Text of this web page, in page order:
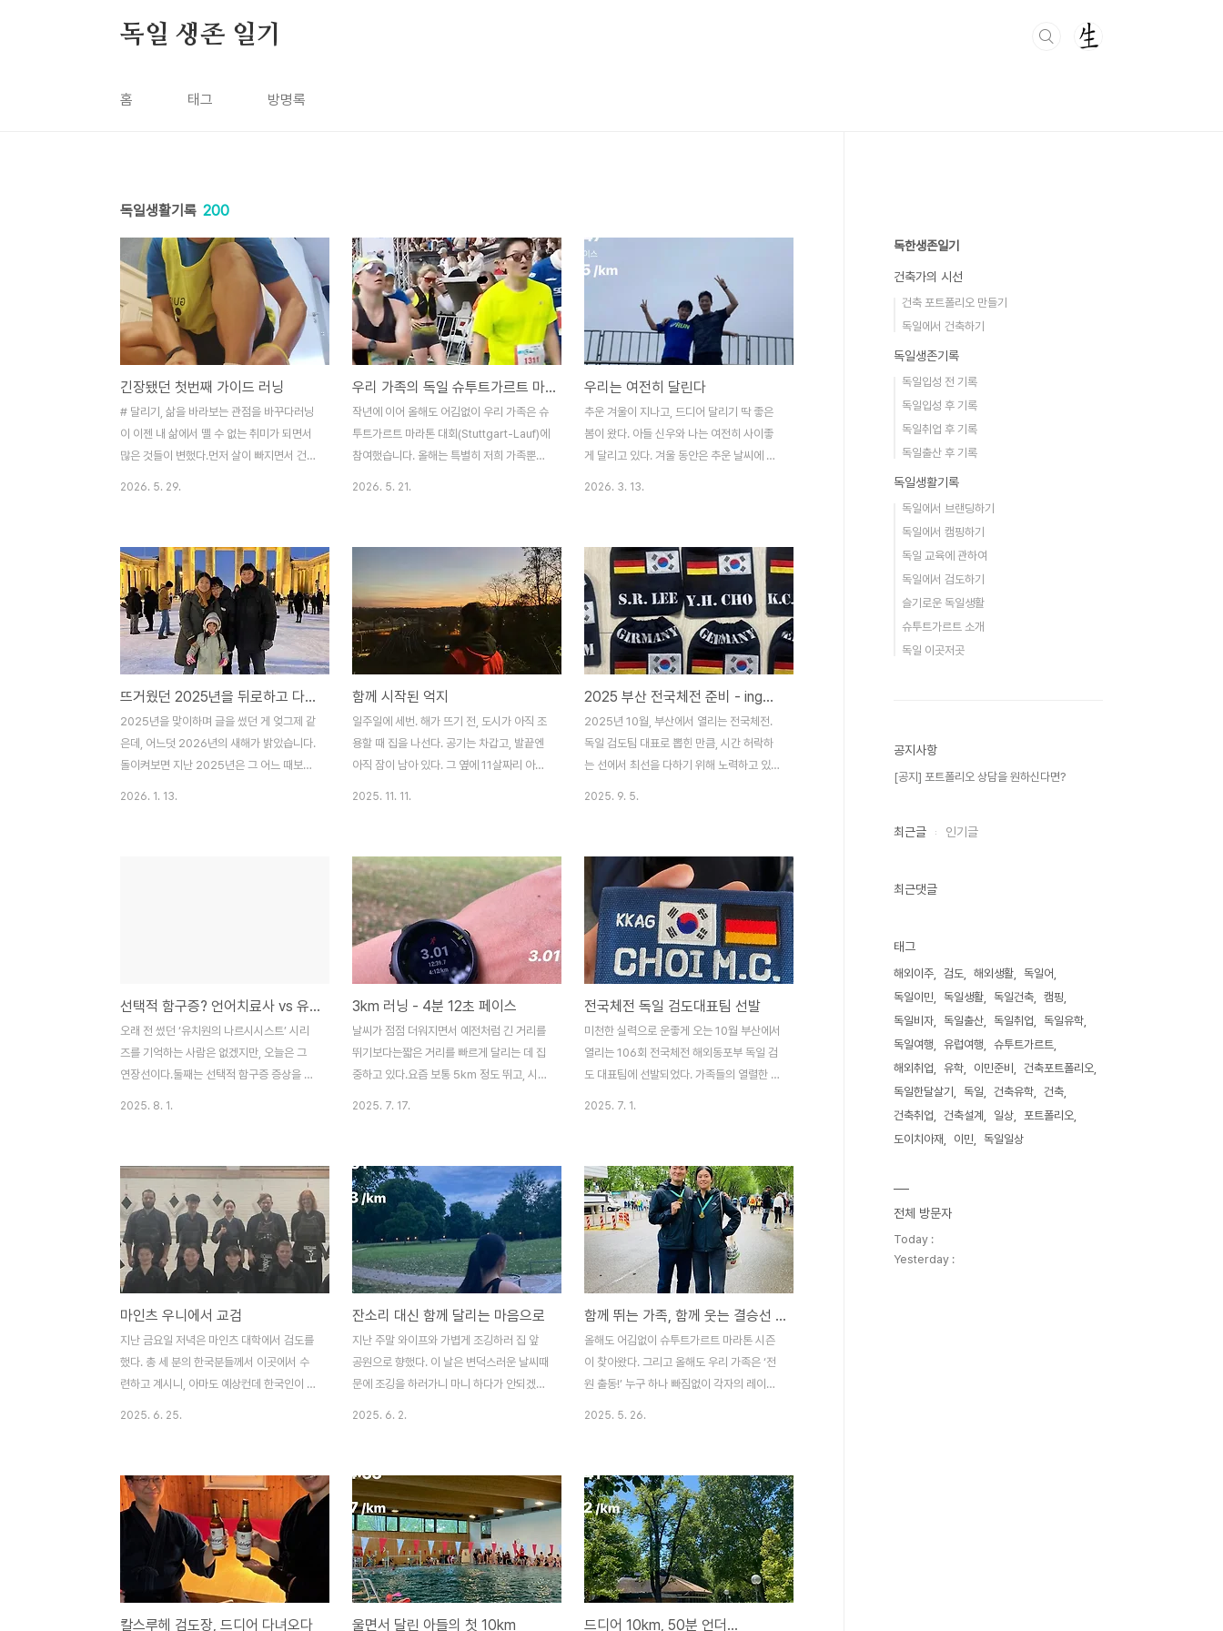
독일 생존 일기
홈 태그 방명록
독일생활기록 200
긴장됐던 첫번째 가이드 러닝
# 달리기, 삶을 바라보는 관점을 바꾸다러닝
이 이젠 내 삶에서 뗄 수 없는 취미가 되면서
많은 것들이 변했다.먼저 살이 빠지면서 건강
감과 자신감도 한층 업그레이드되었다.내가
못 가진 것에 집착하기보다 가진 것에 감사하
는 마음이 생기면서, 어릴 때부터 어머니께서
말씀하셨던 "매사에 감사해라"라는 말을 비
로소 진심으로 이해하게 되었다. 삶을 바라보
는 관점이 바뀐 것, 이 모든 게 러닝 덕분이었
다.# 당연한 것이 당연하지 않다어느 순간부
터 문득 이런 생각이 들었다. '달리고 싶어도
못 달리는 사람들이 있을 텐데, 내가 이렇게
달리는 것이 과..
2026. 5. 29.
우리 가족의 독일 슈투트가르트 마라톤 도전기
작년에 이어 올해도 어김없이 우리 가족은 슈
투트가르트 마라톤 대회(Stuttgart-Lauf)에
참여했습니다. 올해는 특별히 저희 가족뿐만
명이 넘는 러너들이 참가해 칸슈타트(Bad
Cannstatt) 일대를 뜨겁게 달궜습니다.저희
가족은 막내부터 저까지, 저마다의 목표를 가
지고 출발선에 섰습니다.🏃‍♂️ 막내 신아의 홀
로서기 (650m)올해 우리 집 막내 신아는 엄
마, 아빠 손을 잡지 않고 친구와 함께 출발선
에 섰습니다. 650m가 아이에게는 결코 짧지
않은 거리일 텐데, 쉬지 않고 씩씩하게 완주
해 냈어요.중간에 한번 쿵 넘..
2026. 5. 21.
우리는 여전히 달린다
추운 겨울이 지나고, 드디어 달리기 딱 좋은
봄이 왔다. 아들 신우와 나는 여전히 사이좋
게 달리고 있다. 겨울 동안은 추운 날씨에 잠
속도로 달리기두 번째: 5km를 대화가 가능
할 만큼 편안한 속도로 달리기세 번째:
1.5km를 전력에 가까운 속도로 달리기본의
아니게 템포런-롱런-인터벌의 형태가 반복
되다 보니, 아이의 달리기 실력도 자연스레
늘고 재미도 붙인 모양이다.어제는 달리는데
비가 살짝 내렸다. 아들은 비가 더 쏟아져서
몸이 흠뻑 젖은 채로 달리고 싶다고 했다. 그
러면 더 자유로울 것 같다는 말도 덧붙였다.
이 녀석, 어느새..
2026. 3. 13.
뜨거웠던 2025년을 뒤로하고 다시 'Macher'로 !
2025년을 맞이하며 글을 썼던 게 엊그제 같
은데, 어느덧 2026년의 새해가 밝았습니다.
돌이켜보면 지난 2025년은 그 어느 때보다
인트 차로 패하며 입상의 문턱에서 멈춰야 했
습니다. 패배가 결정된 순간 눈물이 핑 돌더
군요. 팀이 졌다는 사실보다, 지난 시간 팀원
들과 함께 고..
2026. 1. 13.
함께 시작된 억지
일주일에 세번. 해가 뜨기 전, 도시가 아직 조
용할 때 집을 나선다. 공기는 차갑고, 발끝엔
아직 잠이 남아 있다. 그 옆에 11살짜리 아들
있는 시간도 자연스레 줄었다. 그래서 생각한
게 새벽 달리기였다. 아침이 되기 전의 한 시
간, 세상도 조용하고, 누구의 방해도 받지 않
는 그 시간이라면 비로소 둘이 온전히 함께
있을 수 있을 것 같았다.처음엔 순전히 내 생
각이었다. 달리기를 통해 ‘노력하면 변한
다’는 걸 알려주고 싶었다. 그게 말로는 잘 전
달되지 않으니까, 같이 뛰면서 몸으로 느끼게
하자고. 그래서 “새벽에 한번 같이 나가볼
래?..
2025. 11. 11.
2025 부산 전국체전 준비 - ing...
2025년 10월, 부산에서 열리는 전국체전.
독일 검도팀 대표로 뽑힌 만큼, 시간 허락하
는 선에서 최선을 다하기 위해 노력하고 있
뛰어나서 대표가 됐다면 그 무게가 조금은 덜
했을까? 나는 스스로 많이 부족하다고 느끼
기에, 오히려 대표라는 타이틀이 더 무겁게
다가오는 것 같다. 그래서 지금은 좀 더 Gas
geben! 박차를 가해야 하는 시점이다.지난
주말에는 프랑크푸르트 도장의 조사범님을
찾아 특별 훈련을 받았다. 예전보다 체력이
많이 올라왔다고 느꼈지만, 여전히 갈 길은
멀다. 기본적인 머리치기부터 앞으로 어떤 방
향으로 연습해야..
2025. 9. 5.
선택적 함구증? 언어치료사 vs 유치원선생
오래 전 썼던 ‘유치원의 나르시시스트’ 시리
즈를 기억하는 사람은 없겠지만, 오늘은 그
연장선이다.둘째는 선택적 함구증 증상을 보
‘말 안 하려는 아이’로 본다는 거다. 우리는
‘말 못 하게 만드는 분위기’가 문제라고 생각
하는데, 그쪽은 ‘애가 애초에 소통할 마음이
없음’이라고 결론을 내려놨다. 아주 단정적으
로.심지어 이런 말도 했다.“저희는 다 해봤어
요. 근데 아이가 책상 밑에 들어가 있거나, 말
을 안 해요.”무슨 ‘다’를 해봤는지 모르겠지
만, 참 편한 결론이다. 친구들과도 신나게 말
만 잘하는구만.유치원의 사회성 부족인것 같
다는 ..
2025. 8. 1.
3km 러닝 - 4분 12초 페이스
날씨가 점점 더워지면서 예전처럼 긴 거리를
뛰기보다는짧은 거리를 빠르게 달리는 데 집
중하고 있다.요즘 보통 5km 정도 뛰고, 시간
일주일에 두 번씩 꼭 챙기려고 한다.그 덕분
일까? 최근 3km를 4분 10초대 페이스까지
끌어올렸다.처음 1km는 400 페이스로 달렸
고, 2km쯤 가면 420이나 430 정도로 느려
질 거라 예상했는데, 끝까지 거의 페이스를
유지했다. 3km 이후로는 아직 조금 버겁지
만, 부상 없이 점점 나아지는 모습에 기분 좋
다.
2025. 7. 17.
전국체전 독일 검도대표팀 선발
미천한 실력으로 운좋게 오는 10월 부산에서
열리는 106회 전국체전 해외동포부 독일 검
도 대표팀에 선발되었다. 가족들의 열렬한 지
2025. 7. 1.
마인츠 우니에서 교검
지난 금요일 저녁은 마인츠 대학에서 검도를
했다. 총 세 분의 한국분들께서 이곳에서 수
련하고 계시니, 아마도 예상컨데 한국인이 가
운동이라면 더 그렇다. 지금까지 슈투트가르
트에서 어떻게 훈련을 해왔는지, 어떤 점을
고쳐야 하는지 등을 검사받는 기분이라 재밌
기도 하지만, 더 긴장이 되기도 한다.운동 후
과제로 받은 것은 거리가 되면 안맞으려고 하
기 보다는 맞더라도 과감히 뛰어들어가는 연
습을 해야 한다는 것, 내 거리를 찾기 위해서
2025. 6. 25.
잔소리 대신 함께 달리는 마음으로
지난 주말 와이프와 가볍게 조깅하러 집 앞
공원으로 향했다. 이 날은 변덕스러운 날씨때
문에 조깅을 하러가니 마니 하다가 안되겠다
묶고 슬기와 밖으로 나왔다.슬기랑 달리면서
많은 이야기를 하곤 하는데, 오늘 주제는 달
리면서 무슨 생각을 하느냐였다. 나는 성격상
지루하고 반복되는 일을 스트레스 받지 않고
잘 견디면서 하는 성격인데 반해, 슬기는 나
와 반대로 끊임없는 자극이 있어야 동기부여
가 되는 성격이다. 어떻게 보면 다리를 들어
2025. 6. 2.
함께 뛰는 가족, 함께 웃는 결승선 – 슈투트가르트 마라톤 이야기
올해도 어김없이 슈투트가르트 마라톤 시즌
이 찾아왔다. 그리고 올해도 우리 가족은 ‘전
원 출동!’ 누구 하나 빠짐없이 각자의 레이스
해보자라는 생각으로 참여했었다. 이번에는
달랐다. 전날부터 유니폼을 꺼내 놓고, “내일
몇 시에 가야 해?”를 반복하며 설렘을 감추지
못했다. 출발선에서는 꽤 긴장한 얼굴이었지
만, 막상 출발 신호가 울리자마자 믿기지 않
을 만큼 빠르게 튀어나갔다.결승선에 도착했
을 땐 땀에 흠뻑 젖은 얼굴로 씩 웃으며 결승
2025. 5. 26.
칼스루헤 검도장, 드디어 다녀오다 울면서 달린 아들의 첫 10km 드디어 10km, 50분 언더...
독한생존일기
건축가의 시선
건축 포트폴리오 만들기
독일에서 건축하기
독일생존기록
독일입성 전 기록
독일입성 후 기록
독일취업 후 기록
독일출산 후 기록
독일생활기록
독일에서 브랜딩하기
독일에서 캠핑하기
독일 교육에 관하여
독일에서 검도하기
슬기로운 독일생활
슈투트가르트 소개
독일 이곳저곳
공지사항
[공지] 포트폴리오 상담을 원하신다면?
최근글 인기글
최근댓글
태그
해외이주 검도 해외생활
독일어
독일이민
독일생활 독일건축
캠핑
독일비자
독일출산 독일취업
독일유학
독일여행
유럽여행
슈투트가르트
해외취업
유학 이민준비
건축포트폴리오
독일한달살기
독일 건축유학
건축
건축취업
건축설계 일상
포트폴리오
도이치아재
이민 독일일상
전체 방문자
Today :
Yesterday :